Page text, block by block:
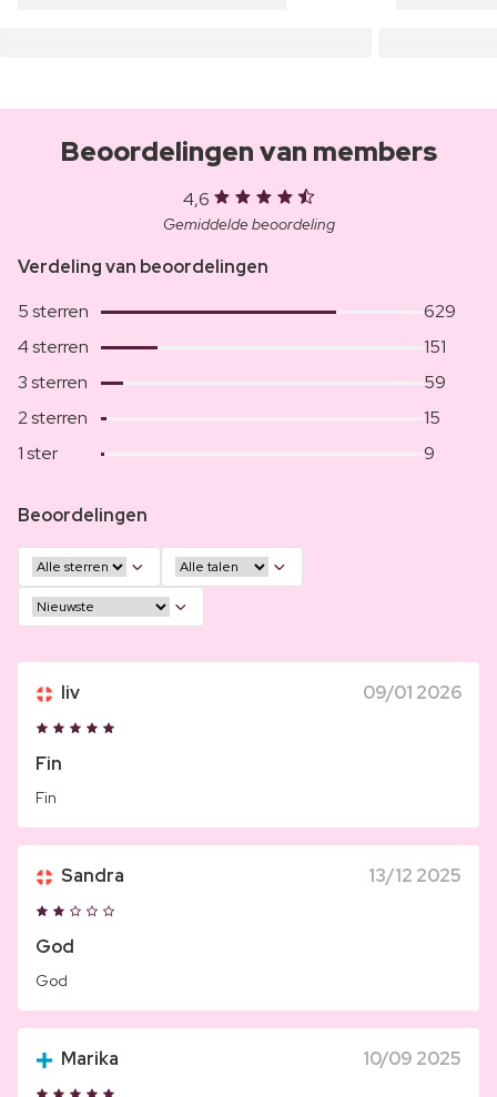
Beoordelingen van members
4,6
Gemiddelde beoordeling
Verdeling van beoordelingen
5 sterren
629
4 sterren
151
3 sterren
59
2 sterren
15
1 ster
9
Beoordelingen
liv 09/01 2026
Fin
Fin
Sandra 13/12 2025
God
God
Marika 10/09 2025